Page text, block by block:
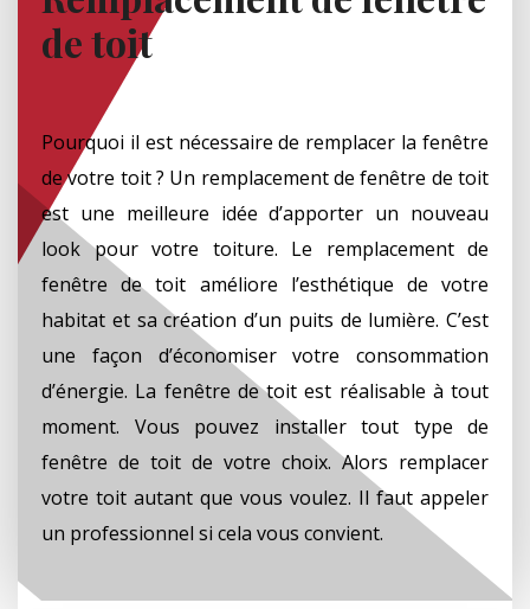
de toit
Pourquoi il est nécessaire de remplacer la fenêtre
de votre toit ? Un remplacement de fenêtre de toit
est une meilleure idée d’apporter un nouveau
look pour votre toiture. Le remplacement de
fenêtre de toit améliore l’esthétique de votre
habitat et sa création d’un puits de lumière. C’est
une façon d’économiser votre consommation
d’énergie. La fenêtre de toit est réalisable à tout
moment. Vous pouvez installer tout type de
fenêtre de toit de votre choix. Alors remplacer
votre toit autant que vous voulez. Il faut appeler
un professionnel si cela vous convient.